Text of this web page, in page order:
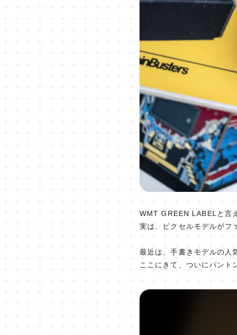
WMT GREEN LABELと言
実は、ピクセルモデルがフ
最近は、手書きモデルの人
ここにきて、ついにパント